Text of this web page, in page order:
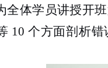
全体学员讲授开
10 个方面剖析